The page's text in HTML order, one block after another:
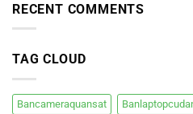
RECENT COMMENTS
TAG CLOUD
Bancameraquansat